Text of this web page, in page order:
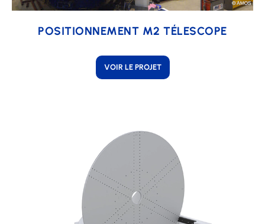
POSITIONNEMENT M2 TÉLESCOPE
VOIR LE PROJET
more